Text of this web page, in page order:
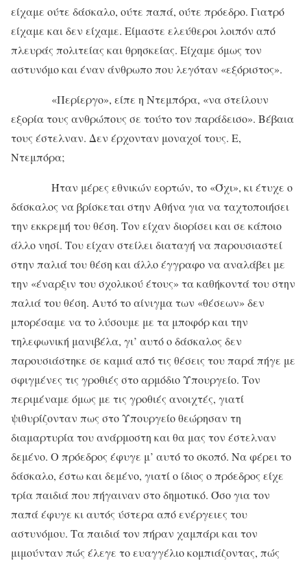
είχαμε ούτε δάσκαλο, ούτε παπά, ούτε πρόεδρο. Γιατρό
είχαμε και δεν είχαμε. Είμαστε ελεύθεροι λοιπόν από
πλευράς πολιτείας και θρησκείας. Είχαμε όμως τον
αστυνόμο και έναν άνθρωπο που λεγόταν «εξόριστος».
«Περίεργο», είπε η Ντεμπόρα, «να στείλουν
εξορία τους ανθρώπους σε τούτο τον παράδεισο». Βέβαια
τους έστελναν. Δεν έρχονταν μοναχοί τους. Ε,
Ντεμπόρα;
Ήταν μέρες εθνικών εορτών, το «Όχι», κι έτυχε ο
δάσκαλος να βρίσκεται στην Αθήνα για να ταχτοποιήσει
την εκκρεμή του θέση. Τον είχαν διορίσει και σε κάποιο
άλλο νησί. Του είχαν στείλει διαταγή να παρουσιαστεί
στην παλιά του θέση και άλλο έγγραφο να αναλάβει με
την «έναρξιν του σχολικού έτους» τα καθήκοντά του στην
παλιά του θέση. Αυτό το αίνιγμα των «θέσεων» δεν
μπορέσαμε να το λύσουμε με τα μποφόρ και την
τηλεφωνική μανιβέλα, γι’ αυτό ο δάσκαλος δεν
παρουσιάστηκε σε καμιά από τις θέσεις του παρά πήγε με
σφιγμένες τις γροθιές στο αρμόδιο Υπουργείο. Τον
περιμέναμε όμως με τις γροθιές ανοιχτές, γιατί
ψιθυρίζονταν πως στο Υπουργείο θεώρησαν τη
διαμαρτυρία του ανάρμοστη και θα μας τον έστελναν
δεμένο. Ο πρόεδρος έφυγε μ’ αυτό το σκοπό. Να φέρει το
δάσκαλο, έστω και δεμένο, γιατί ο ίδιος ο πρόεδρος είχε
τρία παιδιά που πήγαιναν στο δημοτικό. Όσο για τον
παπά έφυγε κι αυτός ύστερα από ενέργειες του
αστυνόμου. Τα παιδιά τον πήραν χαμπάρι και τον
μιμούνταν πώς έλεγε το ευαγγέλιο κομπιάζοντας, πώς